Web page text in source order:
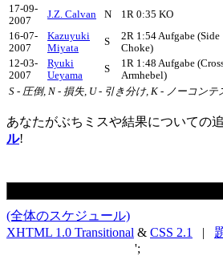
17-09-
2007
J.Z. Calvan N 1R 0:35 KO
16-07-
2007
Kazuyuki
Miyata
S
2R 1:54 Aufgabe (Side
Choke)
12-03-
2007
Ryuki
Ueyama
S
1R 1:48 Aufgabe
Armhebel)
S - 圧倒, N - 損失, U - 引き分け, K - ノーコンテ
あなたがぶちミスや結果についての
ル!
(全体のスケジュール)
XHTML 1.0 Transitional & CSS 2.1 |
';